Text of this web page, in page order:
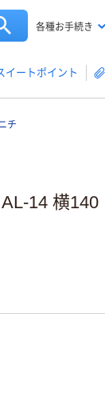
各種お手続き
イートポイント
チ
14 横140